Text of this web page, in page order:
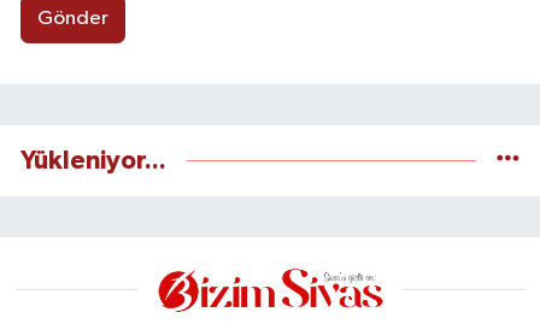
Gönder
Yükleniyor...